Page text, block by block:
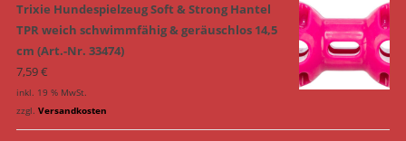
Trixie Hundespielzeug Soft & Strong Hantel
TPR weich schwimmfähig & geräuschlos 14,5
cm (Art.-Nr. 33474)
7,59€
inkl. 19 % MwSt.
zzgl. Versandkosten